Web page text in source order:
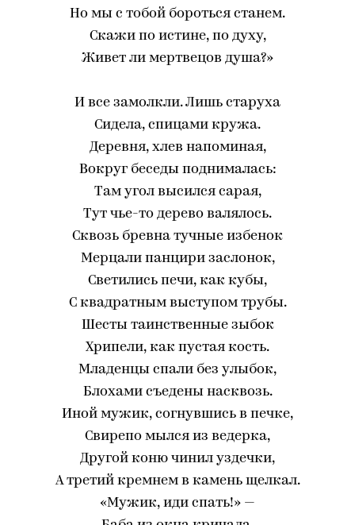
Но мы с тобой бороться станем.
Скажи по истине, по духу,
Живет ли мертвецов душа?»
И все замолкли. Лишь старуха
Сидела, спицами кружа.
Деревня, хлев напоминая,
Вокруг беседы поднималась:
Там угол высился сарая,
Тут чье-то дерево валялось.
Сквозь бревна тучные избенок
Мерцали панцири заслонок,
Светились печи, как кубы,
С квадратным выступом трубы.
Шесты таинственные зыбок
Хрипели, как пустая кость.
Младенцы спали без улыбок,
Блохами съедены насквозь.
Иной мужик, согнувшись в печке,
Свирепо мылся из ведерка,
Другой коню чинил уздечки,
А третий кремнем в камень щелкал.
«Мужик, иди спать!» —